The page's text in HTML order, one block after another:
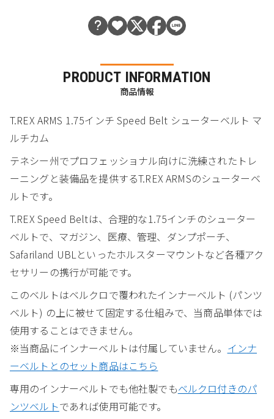
PRODUCT INFORMATION
商品情報
T.REX ARMS 1.75インチ Speed Belt シューターベルト マ
ルチカム
テネシー州でプロフェッショナル向けに洗練されたトレ
ーニングと装備品を提供するT.REX ARMSのシューターベ
ルトです。
T.REX Speed Beltは、合理的な1.75インチのシューター
ベルトで、マガジン、医療、管理、ダンプポーチ、
Safariland UBLといったホルスターマウントなど各種アク
セサリーの携行が可能です。
このベルトはベルクロで覆われたインナーベルト (パンツ
ベルト) の上に被せて固定する仕組みで、当商品単体では
使用することはできません。
※当商品にインナーベルトは付属していません。 インナ
ーベルトとのセット商品はこちら
専用のインナーベルトでも他社製でもベルクロ付きのパ
ンツベルトであれば使用可能です。